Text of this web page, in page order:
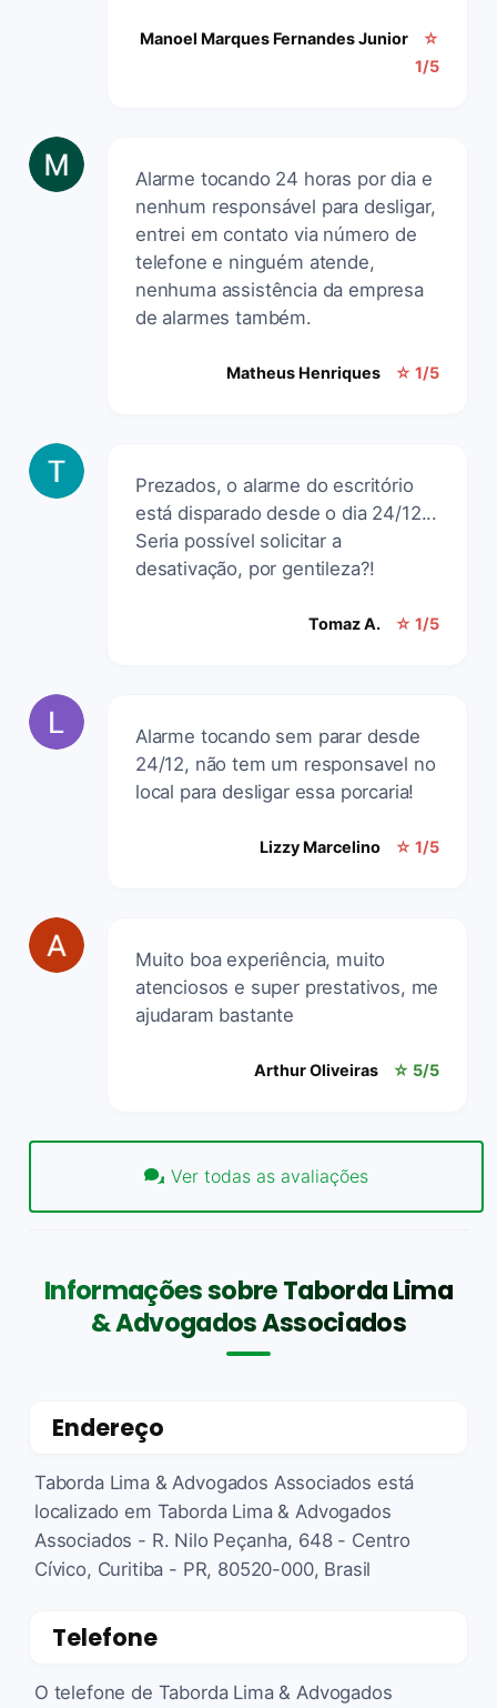
Manoel Marques Fernandes Junior
☆
1/5
Alarme tocando 24 horas por dia e
nenhum responsável para desligar,
entrei em contato via número de
telefone e ninguém atende,
nenhuma assistência da empresa
de alarmes também.
Matheus Henriques ☆ 1/5
Prezados, o alarme do escritório
está disparado desde o dia 24/12...
Seria possível solicitar a
desativação, por gentileza?!
Tomaz A. ☆ 1/5
Alarme tocando sem parar desde
24/12, não tem um responsavel no
local para desligar essa porcaria!
Lizzy Marcelino ☆ 1/5
Muito boa experiência, muito
atenciosos e super prestativos, me
ajudaram bastante
Arthur Oliveiras ☆ 5/5
Ver todas as avaliações
Informações sobre Taborda Lima
& Advogados Associados
Endereço
Taborda Lima & Advogados Associados está
localizado em Taborda Lima & Advogados
Associados - R. Nilo Peçanha, 648 - Centro
Cívico, Curitiba - PR, 80520-000, Brasil
Telefone
O telefone de Taborda Lima & Advogados